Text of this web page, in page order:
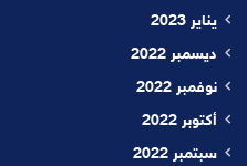
يناير 2023
ديسمبر 2022
نوفمبر 2022
أكتوبر 2022
سبتمبر 2022